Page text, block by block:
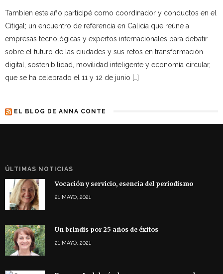
Tambien este año participé como coordinador y conductos en el
Citigal; un encuentro de referencia en Galicia que reúne a
empresas tecnológicas y expertos internacionales para debatir
sobre el futuro de las ciudades y sus retos en transformación
digital, sostenibilidad, movilidad inteligente y economía circular,
que se ha celebrado el 11 y 12 de junio […]
EL BLOG DE ANNA CONTE
ÚLTIMAS NOTICIAS
Vocación y servicio, esencia del periodismo
21 MAYO, 2021
Un brindis por 25 años de éxitos
21 MAYO, 2021